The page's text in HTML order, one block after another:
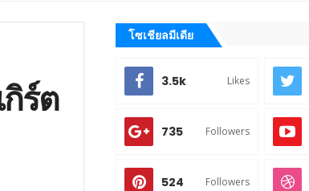
ร์ต
โซเชียลมีเดีย
3.5k Likes
735 Followers
524 Followers